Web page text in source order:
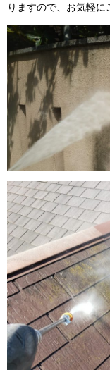
りますので、お気軽に